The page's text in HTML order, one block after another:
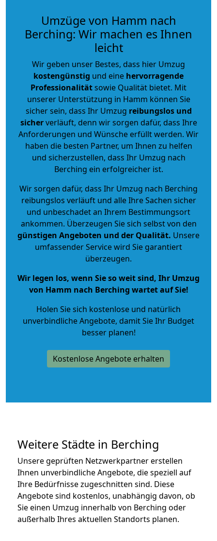
Umzüge von Hamm nach
Berching: Wir machen es Ihnen
leicht
Wir geben unser Bestes, dass hier Umzug
kostengünstig und eine hervorragende
Professionalitätsowie Qualität bietet. Mit
unserer Unterstützung in Hamm können Sie
sicher sein, dass Ihr Umzug reibungslos und
sicherverläuft, denn wir sorgen dafür, dass Ihre
Anforderungen und Wünsche erfüllt werden. Wir
haben die besten Partner, um Ihnen zu helfen
und sicherzustellen, dass Ihr Umzug nach
Berching ein erfolgreicher ist.
Wir sorgen dafür, dass Ihr Umzug nach Berching
reibungslos verläuft und alle Ihre Sachen sicher
und unbeschadet an Ihrem Bestimmungsort
ankommen. Überzeugen Sie sich selbst von den
günstigen Angeboten und der Qualität. Unsere
umfassender Service wird Sie garantiert
überzeugen.
Wir legen los, wenn Sie so weit sind, Ihr Umzug
von Hamm nach Berching wartet auf Sie!
Holen Sie sich kostenlose und natürlich
unverbindliche Angebote, damit Sie Ihr Budget
besser planen!
Kostenlose Angebote erhalten
Weitere Städte in Berching
Unsere geprüften Netzwerkpartner erstellen
Ihnen unverbindliche Angebote, die speziell auf
Ihre Bedürfnisse zugeschnitten sind. Diese
Angebote sind kostenlos, unabhängig davon, ob
Sie einen Umzug innerhalb von Berching oder
außerhalb Ihres aktuellen Standorts planen.